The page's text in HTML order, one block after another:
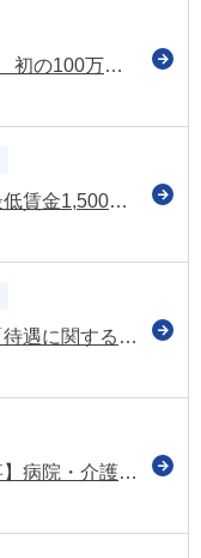
大手企業の令和8年の夏のボーナス 初の100万円超えで過去最高（経団連調査［第1回集計］）
「日本成長戦略（案）」を提示 最低賃金1,500円の目標は「遅くとも2030年代前半早期に達成する」と明記（日本成長戦略会議）
派遣労働者の同一労働同一賃金 「待遇に関する情報提供の例」「適正な派遣就業の確保等に関するQ＆A」などを公表（厚労省）
【医療機関・介護施設の給与＆人事】病院・介護施設の賃金制度改革実践ガイド